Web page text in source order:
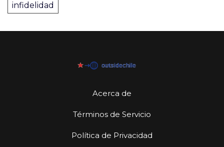
infidelidad
Acerca de
Términos de Servicio
Política de Privacidad